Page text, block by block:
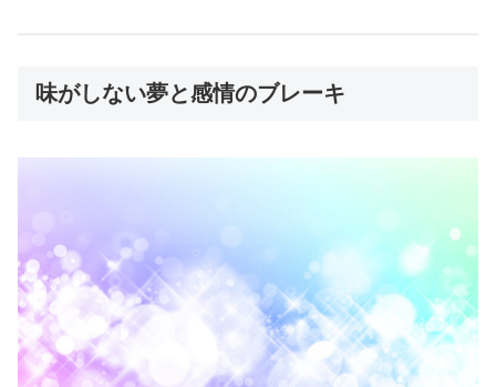
味がしない夢と感情のブレーキ